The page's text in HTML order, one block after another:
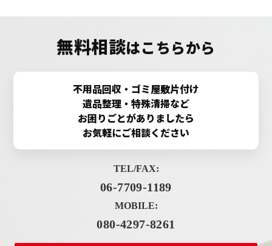
無料相談はこちらから
不用品回収・ゴミ屋敷片付け
遺品整理・特殊清掃など
お困りごとがありましたら
お気軽にご相談ください
TEL/FAX:
06-7709-1189
MOBILE:
080-4297-8261